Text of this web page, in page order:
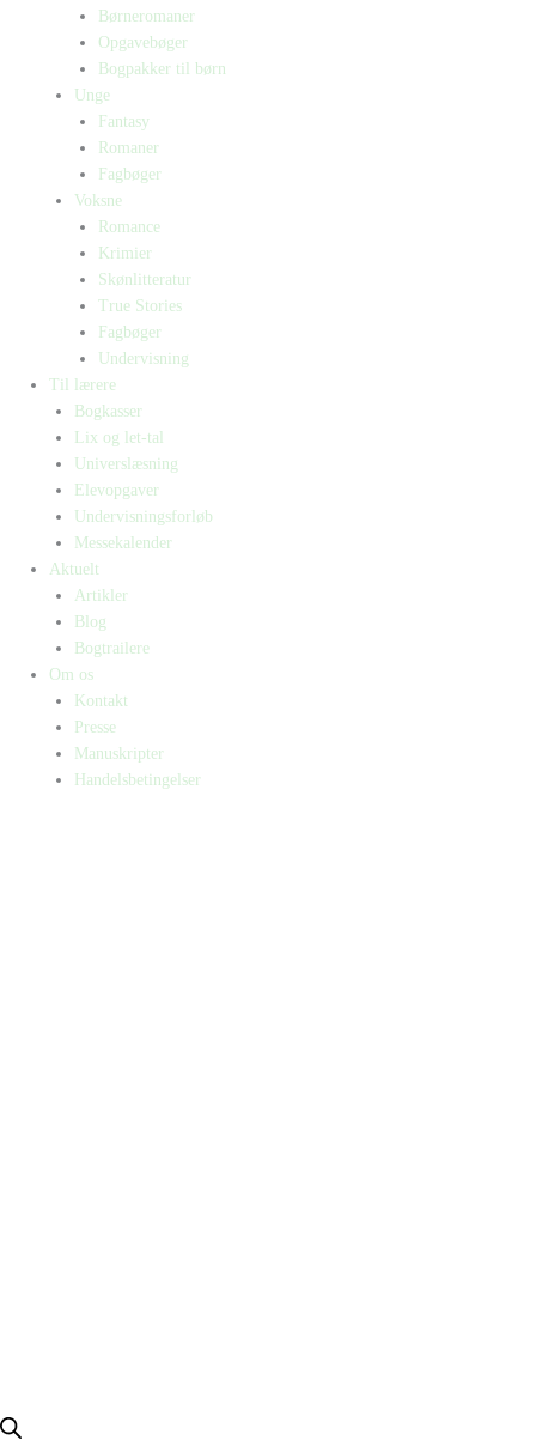
Børneromaner
Opgavebøger
Bogpakker til børn
Unge
Fantasy
Romaner
Fagbøger
Voksne
Romance
Krimier
Skønlitteratur
True Stories
Fagbøger
Undervisning
Til lærere
Bogkasser
Lix og let-tal
Universlæsning
Elevopgaver
Undervisningsforløb
Messekalender
Aktuelt
Artikler
Blog
Bogtrailere
Om os
Kontakt
Presse
Manuskripter
Handelsbetingelser